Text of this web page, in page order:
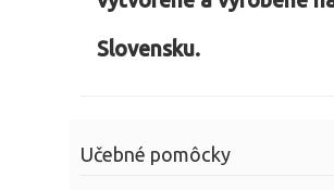
Slovensku.
Učebné pomôcky